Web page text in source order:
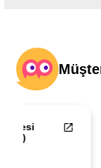
iletebilirsiniz.
Görüş ve önerileriniz
Ürün
Ürün bilgilerinde
Ürün fiyatı diğer